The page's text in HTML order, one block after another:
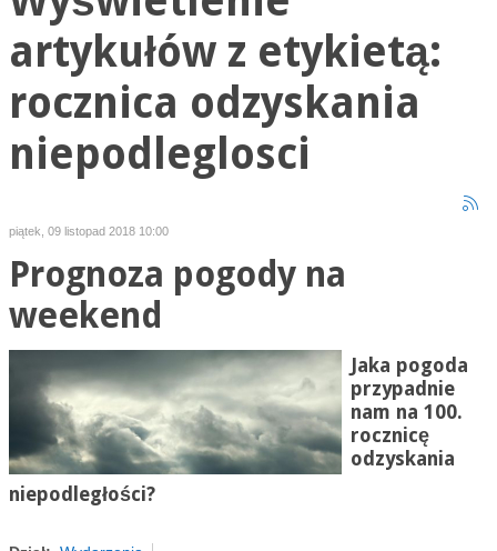
artykułów z etykietą:
rocznica odzyskania
niepodleglosci
piątek, 09 listopad 2018 10:00
Prognoza pogody na
weekend
Jaka pogoda
przypadnie
nam na 100.
rocznicę
odzyskania
niepodległości?